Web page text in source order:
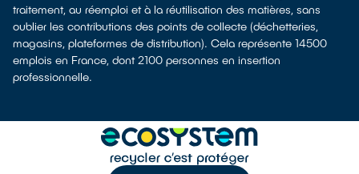
traitement, au réemploi et à la réutilisation des matières, sans
oublier les contributions des points de collecte (déchetteries,
magasins, plateformes de distribution). Cela représente 14500
emplois en France, dont 2100 personnes en insertion
professionnelle.